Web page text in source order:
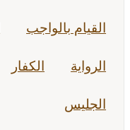
القيام بالواجب
الرواية الكفار
الجليس